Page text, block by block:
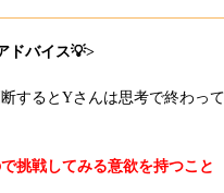
ドバイス💡>
するとYさんは思考で終わっ
挑戦してみる意欲を持つこと